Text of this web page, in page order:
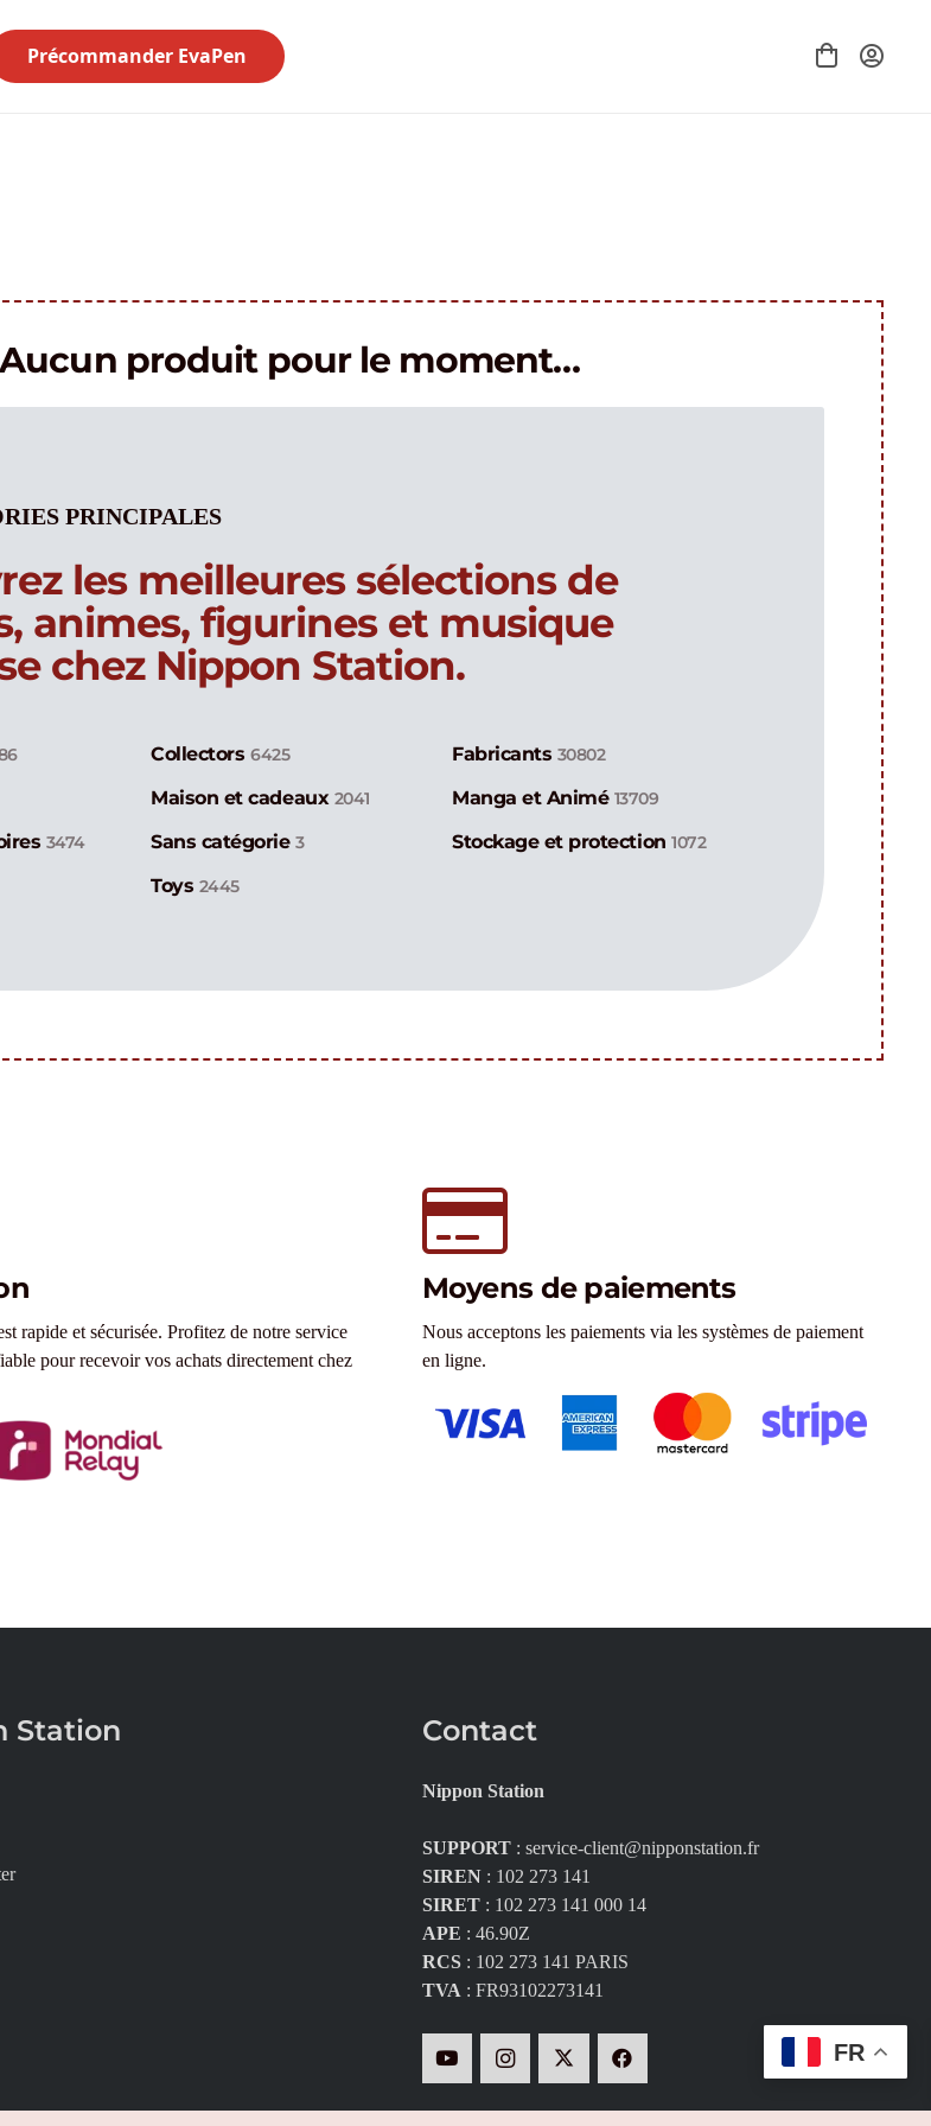
Précommander EvaPen
Aucun produit pour le moment…
PRINCIPALES
les meilleures sélections de
animes, figurines et musique
chez Nippon Station.
Collectors 6425 Fabricants 30802
Maison et cadeaux 2041 Manga et Animé 13709
3474 Sans catégorie3 Stockage et protection1072
Toys 2445
rapide et sécurisée. Profitez de notre service
pour recevoir vos achats directement chez
Moyens de paiements
Nous acceptons les paiements via les systèmes de paiement
en ligne.
Station Contact
Nippon Station
SUPPORT: service-client@nipponstation.fr
SIREN: 102 273 141
SIRET: 102 273 141 000 14
APE : 46.90Z
RCS: 102 273 141 PARIS
TVA: FR93102273141
FR